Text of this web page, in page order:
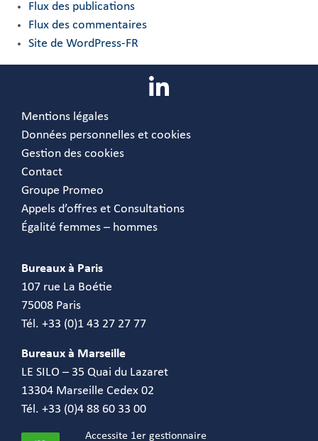
Flux des publications
Flux des commentaires
Site de WordPress-FR
Mentions légales
Données personnelles et cookies
Gestion des cookies
Contact
Groupe Promeo
Appels d’offres et Consultations
Égalité femmes – hommes
Bureaux à Paris
107 rue La Boétie
75008 Paris
Tél. +33 (0)1 43 27 27 77
Bureaux à Marseille
LE SILO – 35 Quai du Lazaret
13304 Marseille Cedex 02
Tél. +33 (0)4 88 60 33 00
Accessite 1er gestionnaire